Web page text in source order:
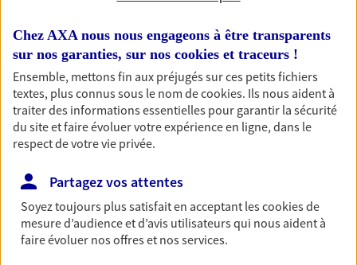
bâtissons ensemble des solutions cohérentes pour
protéger votre activité, vos collaborateurs... mais aussi
vous-même et votre famille.
Accompagner vos projets de
vie
Autant de moments de vie qui nécessitent des solutions
d'assurance et d'épargne. Recevez un conseil d'expert
cohérent avec vos besoins
Chez AXA nous nous engageons à être transparents
sur nos garanties, sur nos cookies et traceurs !
Ensemble, mettons fin aux préjugés sur ces petits fichiers
textes, plus connus sous le nom decookies. Ils nous aident à
traiter des informations essentielles pour garantir la sécurité
du site et faire évoluer votre expérience en ligne, dans le
respect de votre vie privée.
Partagez vos attentes
Soyez toujours plus satisfait en acceptant lescookiesde
mesure d’audience et d’avis utilisateurs qui nous aident à
faire évoluer nos offres et nos services.